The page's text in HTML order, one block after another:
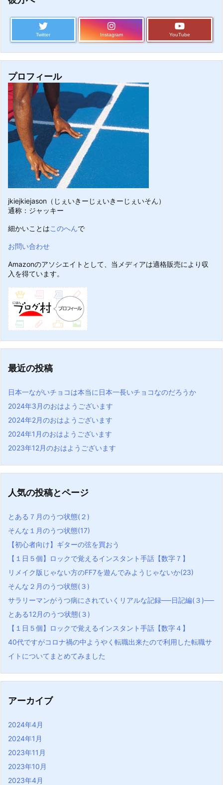
Twitter Instagram YouTube
プロフィール
jkiejkiejason（じぇいきーじぇいきーじぇいそん）
通称：ジャッキー
細かいことはこのへんで
お問い合わせ
Amazonのアソシエイトとして、当メディアは適格販売により収
入を得ています。
最近の投稿
日本一ながいチョコは本当に日本一長いチョコなのだろうか
2024年3月のおはようございます
2024年2月のおはようございます
2024年1月のおはようございます
2023年12月のおはようございます
人気の投稿とページ
とある７月のうつ状態(２)
そんな１月のうつ状態(17)
【初心者向け】ギターの弦を買おう
【１日５個】ロックで覚えるインスタント手話【数字７】
リメイク版じゃない方のFF7を遊んでみようじゃないか(23)
そんな２月のうつ状態(３)
サラリーマンがうつ病にされていくリアルな記録──日記編(３)──
とある12月のうつ状態(３)
【１日５個】ロックで覚えるインスタント手話【数字４】
40代ですがコロナ禍の中ようやく転職出来たので利用した転職サ
イトについてまとめてみました
アーカイブ
2024年4月
2024年1月
2023年11月
2023年10月
2023年4月